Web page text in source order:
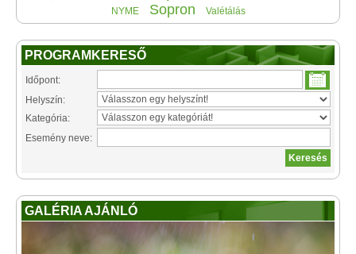
NYME
Sopron Valétálás
PROGRAMKERESŐ
Időpont:
Helyszín:
Kategória:
Esemény neve:
GALÉRIA AJÁNLÓ